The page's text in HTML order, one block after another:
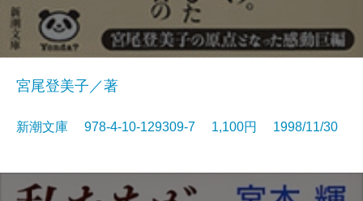
宮尾登美子／著
新潮文庫 978-4-10-129309-7 1,100円 1998/11/30